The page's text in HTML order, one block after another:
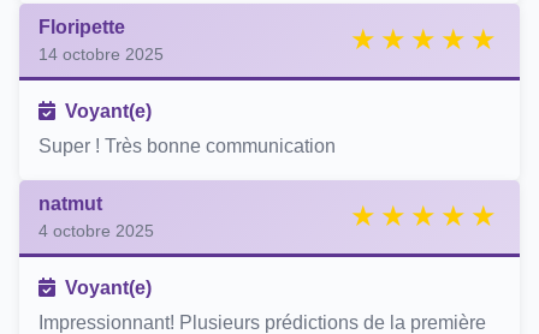
Floripette
14 octobre 2025
Voyant(e)
Super ! Très bonne communication
natmut
4 octobre 2025
Voyant(e)
Impressionnant! Plusieurs prédictions de la première